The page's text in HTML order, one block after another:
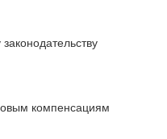
компенсациям